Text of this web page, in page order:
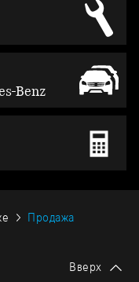
Benz
Продажа
Вверх